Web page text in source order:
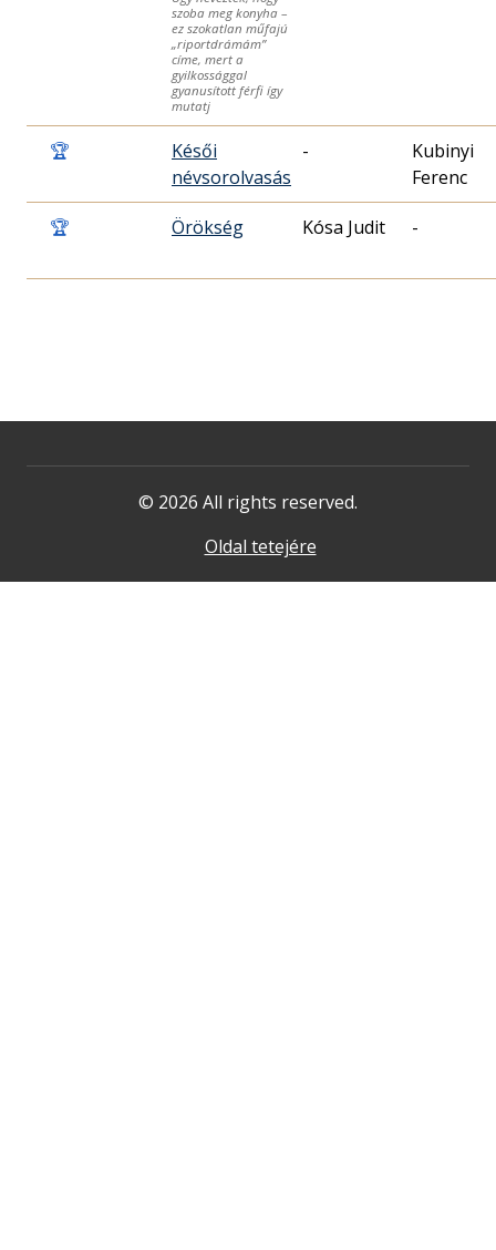
szoba meg konyha –
ez szokatlan műfajú
„riportdrámám”
címe, mert a
gyilkossággal
gyanusított férfi így
mutatj
🏆
Késői
névsorolvasás
-
Kubinyi
Ferenc
🏆 Örökség Kósa Judit -
© 2026 All rights reserved.
Oldal tetejére